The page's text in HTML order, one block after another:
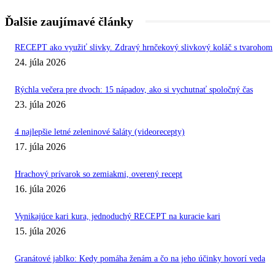
Ďalšie zaujímavé články
RECEPT ako využiť slivky. Zdravý hrnčekový slivkový koláč s tvarohom
24. júla 2026
Rýchla večera pre dvoch: 15 nápadov, ako si vychutnať spoločný čas
23. júla 2026
4 najlepšie letné zeleninové šaláty (videorecepty)
17. júla 2026
Hrachový prívarok so zemiakmi, overený recept
16. júla 2026
Vynikajúce kari kura, jednoduchý RECEPT na kuracie kari
15. júla 2026
Granátové jablko: Kedy pomáha ženám a čo na jeho účinky hovorí veda